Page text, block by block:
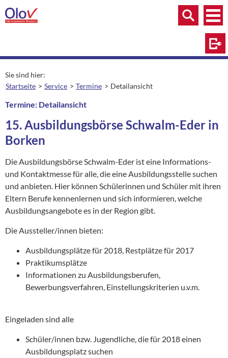
Zum Inhalt springen
Menü
Menü
Suche
Sie sind hier:
Startseite
Service Termine aktuelle Seite:
Detailansicht
Termine: Detailansicht
15. Ausbildungsbörse Schwalm-Eder in
Borken
Die Ausbildungsbörse Schwalm-Eder ist eine Informations-
und Kontaktmesse für alle, die eine Ausbildungsstelle suchen
und anbieten. Hier können Schülerinnen und Schüler mit ihren
Eltern Berufe kennenlernen und sich informieren, welche
Ausbildungsangebote es in der Region gibt.
Die Aussteller/innen bieten:
Ausbildungsplätze für 2018, Restplätze für 2017
Praktikumsplätze
Informationen zu Ausbildungsberufen,
Bewerbungsverfahren, Einstellungskriterien u.v.m.
Eingeladen sind alle
Schüler/innen bzw. Jugendliche, die für 2018 einen
Ausbildungsplatz suchen